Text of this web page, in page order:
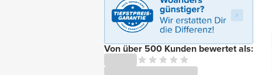
Von über 500 Kunden bewertet als: